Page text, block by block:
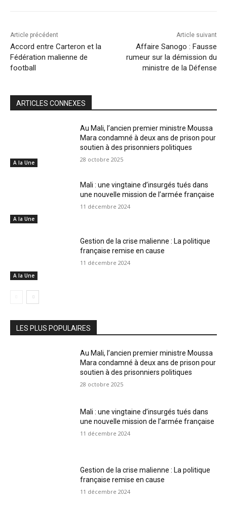
Article précédent
Accord entre Carteron et la
Fédération malienne de
football
Article suivant
Affaire Sanogo : Fausse
rumeur sur la démission du
ministre de la Défense
ARTICLES CONNEXES
A la Une
Au Mali, l’ancien premier ministre Moussa
Mara condamné à deux ans de prison pour
soutien à des prisonniers politiques
28 octobre 2025
A la Une
Mali : une vingtaine d’insurgés tués dans
une nouvelle mission de l’armée française
11 décembre 2024
A la Une
Gestion de la crise malienne : La politique
française remise en cause
11 décembre 2024
LES PLUS POPULAIRES
Au Mali, l’ancien premier ministre Moussa
Mara condamné à deux ans de prison pour
soutien à des prisonniers politiques
28 octobre 2025
Mali : une vingtaine d’insurgés tués dans
une nouvelle mission de l’armée française
11 décembre 2024
Gestion de la crise malienne : La politique
française remise en cause
11 décembre 2024